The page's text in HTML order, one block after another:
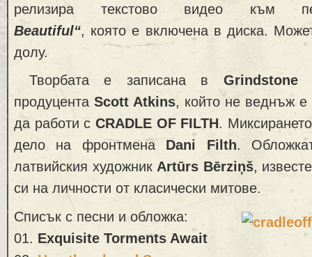
релизира текстово видео към
Beautiful“, която е включена в диска.
долу.
Творбата е записана в Grindstone
продуцента Scott Atkins, който не веднъж е
да работи с CRADLE OF FILTH.
дело на фронтмена Dani Filth.
латвийския художник Artūrs Bērziņš,
си на личности от класически митове.
Списък с песни и обложка:
01. Exquisite Torments Await